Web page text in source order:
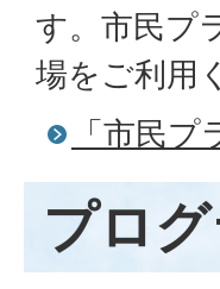
す。市民プ
場をご利用
「市民
プロ